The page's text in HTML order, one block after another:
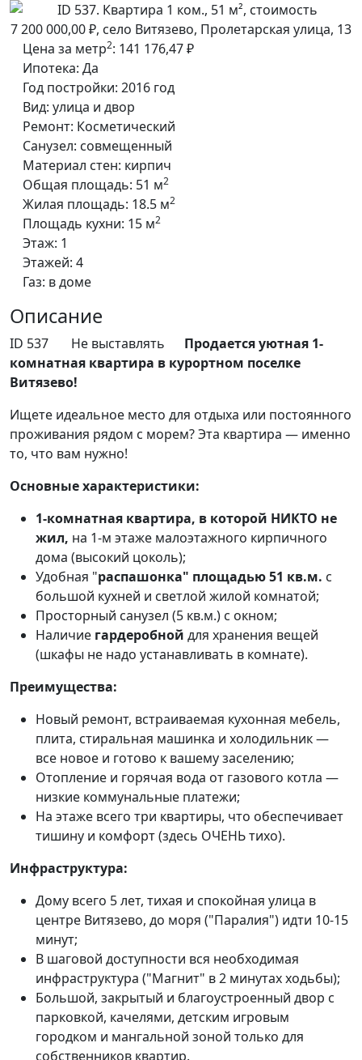
Цена за метр2: 141 176,47 ₽
Ипотека: Да
Год постройки: 2016 год
Вид: улица и двор
Ремонт: Косметический
Санузел: совмещенный
Материал стен: кирпич
Общая площадь: 51 м2
Жилая площадь: 18.5 м2
Площадь кухни: 15 м2
Этаж: 1
Этажей: 4
Газ: в доме
Описание
ID 537 Не выставлять Продается уютная 1-
комнатная квартира в курортном поселке
Витязево!
Ищете идеальное место для отдыха или постоянного
проживания рядом с морем? Эта квартира — именно
то, что вам нужно!
Основные характеристики:
1-комнатная квартира, в которой НИКТО не
жил, на 1-м этаже малоэтажного кирпичного
дома (высокий цоколь);
Удобная "распашонка" площадью 51 кв.м. с
большой кухней и светлой жилой комнатой;
Просторный санузел (5 кв.м.) с окном;
Наличие гардеробной для хранения вещей
(шкафы не надо устанавливать в комнате).
Преимущества:
Новый ремонт, встраиваемая кухонная мебель,
плита, стиральная машинка и холодильник —
все новое и готово к вашему заселению;
Отопление и горячая вода от газового котла —
низкие коммунальные платежи;
На этаже всего три квартиры, что обеспечивает
тишину и комфорт (здесь ОЧЕНЬ тихо).
Инфраструктура:
Дому всего 5 лет, тихая и спокойная улица в
центре Витязево, до моря ("Паралия") идти 10-15
минут;
В шаговой доступности вся необходимая
инфраструктура ("Магнит" в 2 минутах ходьбы);
Большой, закрытый и благоустроенный двор с
парковкой, качелями, детским игровым
городком и мангальной зоной только для
собственников квартир.